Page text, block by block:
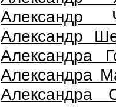
Александр
Александр
Александра
Александра
Александра